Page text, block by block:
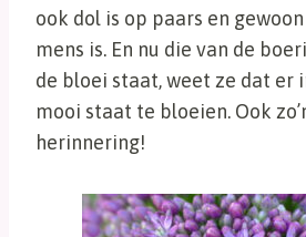
ook dol is op paars en
mens is. En nu die van de
de bloei staat, weet ze dat er
mooi staat te bloeien. Ook
herinnering!